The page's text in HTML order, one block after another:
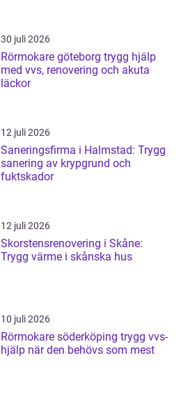
30 juli 2026
Rörmokare göteborg trygg hjälp
med vvs, renovering och akuta
läckor
12 juli 2026
Saneringsfirma i Halmstad: Trygg
sanering av krypgrund och
fuktskador
12 juli 2026
Skorstensrenovering i Skåne:
Trygg värme i skånska hus
10 juli 2026
Rörmokare söderköping trygg vvs-
hjälp när den behövs som mest